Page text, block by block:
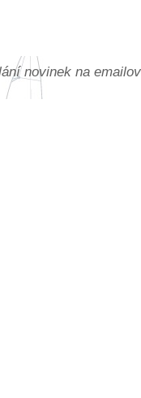
novinek na